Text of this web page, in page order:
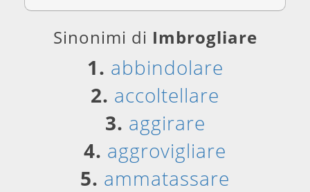
Sinonimi di Imbrogliare
1. abbindolare
2. accoltellare
3. aggirare
4. aggrovigliare
5. ammatassare